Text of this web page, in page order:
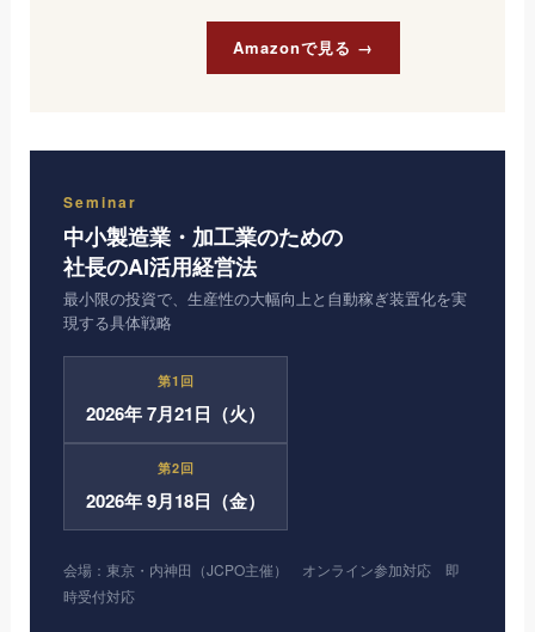
Amazonで見る →
Seminar
中小製造業・加工業のための
社長のAI活用経営法
最小限の投資で、生産性の大幅向上と自動稼ぎ装置化を実
現する具体戦略
第1回
2026年 7月21日（火）
第2回
2026年 9月18日（金）
会場：東京・内神田（JCPO主催） オンライン参加対応 即
時受付対応